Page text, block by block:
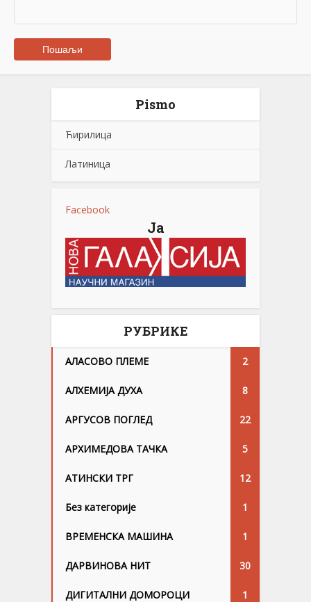
Pismo
Ћирилица
Латиница
Facebook
Ја
РУБРИКЕ
АЛАСОВО ПЛЕМЕ 2
АЛХЕМИЈА ДУХА 8
АРГУСОВ ПОГЛЕД 22
АРХИМЕДОВА ТАЧКА 5
АТИНСКИ ТРГ 12
Без категорије 1
ВРЕМЕНСКА МАШИНА 1
ДАРВИНОВА НИТ 30
ДИГИТАЛНИ ДОМОРОЦИ 1